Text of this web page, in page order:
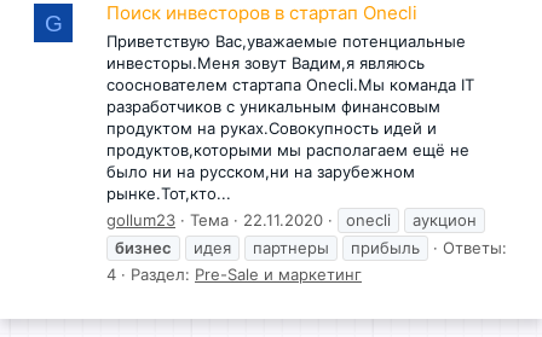
G Поиск инвесторов в стартап Onecli
Приветствую Вас,уважаемые потенциальные
инвесторы.Меня зовут Вадим,я являюсь
сооснователем стартапа Onecli.Мы команда IT
разработчиков с уникальным финансовым
продуктом на руках.Совокупность идей и
продуктов,которыми мы располагаем ещё не
было ни на русском,ни на зарубежном
рынке.Тот,кто...
gollum23
Тема 22.11.2020 onecli
аукцион
бизнес
идея партнеры прибыль
Ответы:
4
Раздел: Pre-Sale и маркетинг